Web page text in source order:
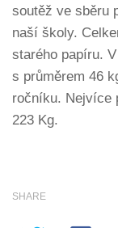
soutěž ve sběru
naší školy.
starého papíru.
s průměrem 46
ročníku. Nejvíce
223 Kg.
SHARE